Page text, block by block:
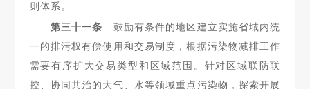
则体系。
第三十一条 鼓励有条件的地区建立实施省域内统
一的排污权有偿使用和交易制度，根据污染物减排工作
需要有序扩大交易类型和区域范围。针对区域联防联
控、协同共治的大气、水等领域重 点污染物，探索开展